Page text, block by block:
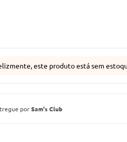
este produto está sem
porSam's Club